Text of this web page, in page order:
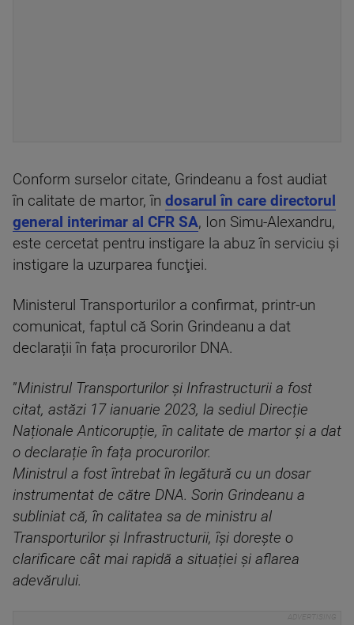
Conform surselor citate, Grindeanu a fost audiat
în calitate de martor, în dosarul în care directorul
general interimar al CFR SA, Ion Simu-Alexandru,
este cercetat pentru instigare la abuz în serviciu şi
instigare la uzurparea funcţiei.
Ministerul Transporturilor a confirmat, printr-un
comunicat, faptul că Sorin Grindeanu a dat
declarații în fața procurorilor DNA.
”Ministrul Transporturilor și Infrastructurii a fost
citat, astăzi 17 ianuarie 2023, la sediul Direcție
Naționale Anticorupție, în calitate de martor și a dat
o declarație în fața procurorilor.
Ministrul a fost întrebat în legătură cu un dosar
instrumentat de către DNA. Sorin Grindeanu a
subliniat că, în calitatea sa de ministru al
Transporturilor și Infrastructurii, își dorește o
clarificare cât mai rapidă a situației şi aflarea
adevărului.